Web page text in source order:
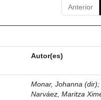
Anterior
Autor(es)
Monar, Johanna (dir)
Narváez, Maritza